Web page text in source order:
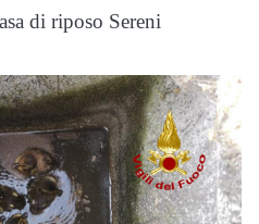
di riposo Sereni